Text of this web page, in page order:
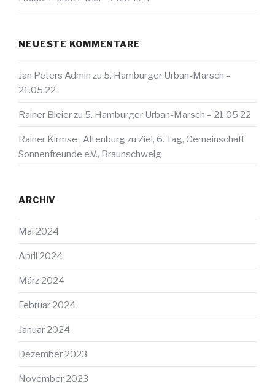
NEUESTE KOMMENTARE
Jan Peters Admin zu 5. Hamburger Urban-Marsch –
21.05.22
Rainer Bleier zu 5. Hamburger Urban-Marsch – 21.05.22
Rainer Kirmse , Altenburg zu Ziel, 6. Tag, Gemeinschaft
Sonnenfreunde e.V., Braunschweig
ARCHIV
Mai 2024
April 2024
März 2024
Februar 2024
Januar 2024
Dezember 2023
November 2023